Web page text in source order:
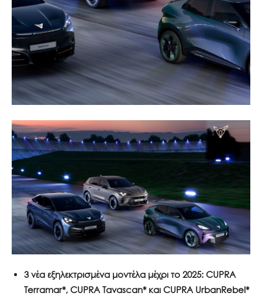
3 νέα εξηλεκτρισμένα μοντέλα μέχρι το 2025: CUPRA
Terramar*, CUPRA Tavascan* και CUPRA UrbanRebel*